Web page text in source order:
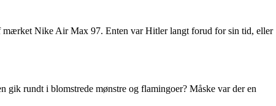
mærket Nike Air Max 97. Enten var Hitler langt forud for sin tid, eller
gik rundt i blomstrede mønstre og flamingoer? Måske var der en